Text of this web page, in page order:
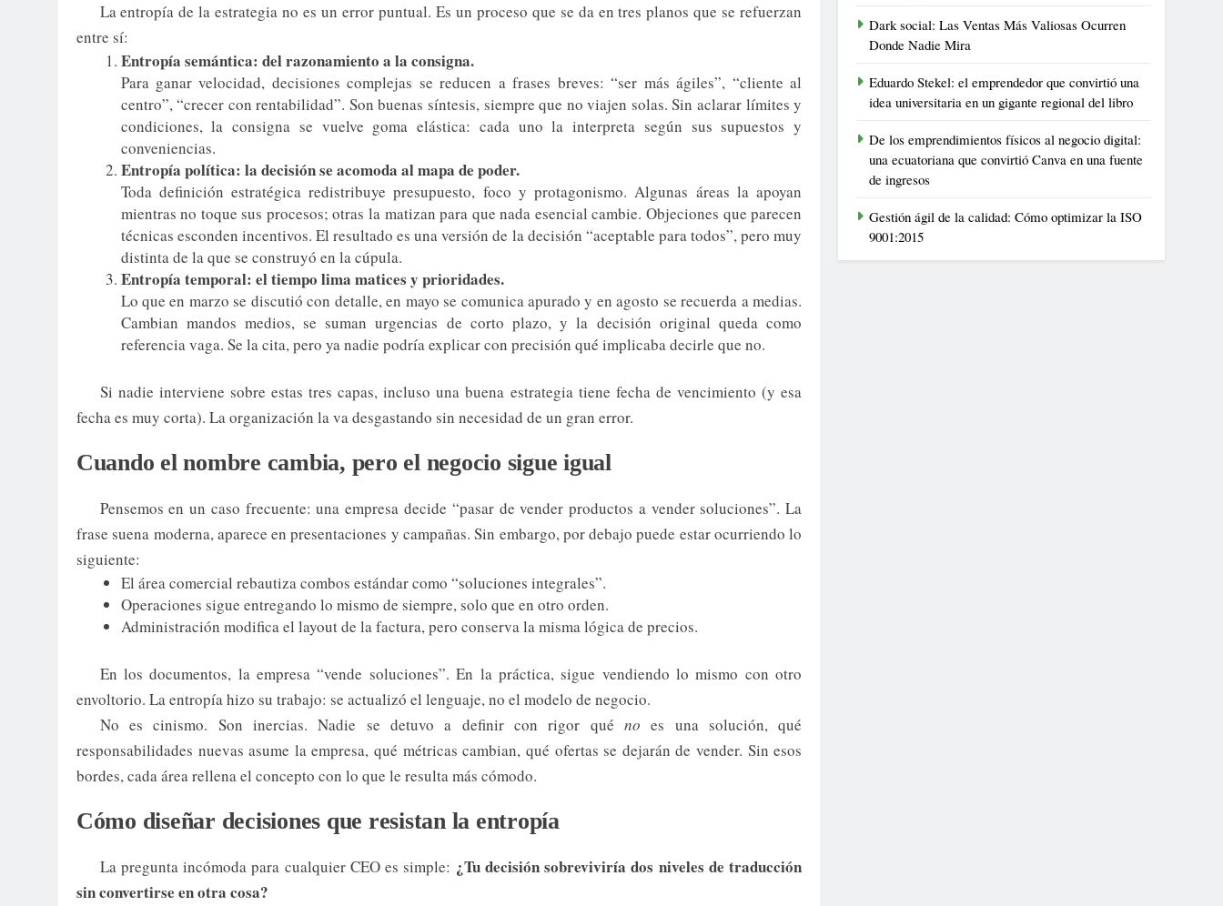
La entropía de la estrategia no es un error puntual. Es un proceso que se da en tres planos que se refuerzan
entre sí:
Entropía semántica: del razonamiento a la consigna.
Para ganar velocidad, decisiones complejas se reducen a frases breves: “ser más ágiles”, “cliente al
centro”, “crecer con rentabilidad”. Son buenas síntesis, siempre que no viajen solas. Sin aclarar límites y
condiciones, la consigna se vuelve goma elástica: cada uno la interpreta según sus supuestos y
conveniencias.
Entropía política: la decisión se acomoda al mapa de poder.
Toda definición estratégica redistribuye presupuesto, foco y protagonismo. Algunas áreas la apoyan
mientras no toque sus procesos; otras la matizan para que nada esencial cambie. Objeciones que parecen
técnicas esconden incentivos. El resultado es una versión de la decisión “aceptable para todos”, pero muy
distinta de la que se construyó en la cúpula.
Entropía temporal: el tiempo lima matices y prioridades.
Lo que en marzo se discutió con detalle, en mayo se comunica apurado y en agosto se recuerda a medias.
Cambian mandos medios, se suman urgencias de corto plazo, y la decisión original queda como
referencia vaga. Se la cita, pero ya nadie podría explicar con precisión qué implicaba decirle que no.
Si nadie interviene sobre estas tres capas, incluso una buena estrategia tiene fecha de vencimiento (y esa
fecha es muy corta). La organización la va desgastando sin necesidad de un gran error.
Cuando el nombre cambia, pero el negocio sigue igual
Pensemos en un caso frecuente: una empresa decide “pasar de vender productos a vender soluciones”. La
frase suena moderna, aparece en presentaciones y campañas. Sin embargo, por debajo puede estar ocurriendo lo
siguiente:
El área comercial rebautiza combos estándar como “soluciones integrales”.
Operaciones sigue entregando lo mismo de siempre, solo que en otro orden.
Administración modifica el layout de la factura, pero conserva la misma lógica de precios.
En los documentos, la empresa “vende soluciones”. En la práctica, sigue vendiendo lo mismo con otro
envoltorio. La entropía hizo su trabajo: se actualizó el lenguaje, no el modelo de negocio.
No es cinismo. Son inercias. Nadie se detuvo a definir con rigor qué no es una solución, qué
responsabilidades nuevas asume la empresa, qué métricas cambian, qué ofertas se dejarán de vender. Sin esos
bordes, cada área rellena el concepto con lo que le resulta más cómodo.
Cómo diseñar decisiones que resistan la entropía
La pregunta incómoda para cualquier CEO es simple: ¿Tu decisión sobreviviría dos niveles de traducción
sin convertirse en otra cosa?
Dark social: Las Ventas Más Valiosas Ocurren
Donde Nadie Mira
Eduardo Stekel: el emprendedor que convirtió una
idea universitaria en un gigante regional del libro
De los emprendimientos físicos al negocio digital:
una ecuatoriana que convirtió Canva en una fuente
de ingresos
Gestión ágil de la calidad: Cómo optimizar la ISO
9001:2015